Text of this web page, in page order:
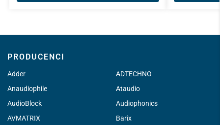
PRODUCENCI
Adder
ADTECHNO
Anaudiophile
Ataudio
AudioBlock
Audiophonics
AVMATRIX
Barix